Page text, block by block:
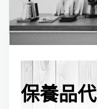
保養品